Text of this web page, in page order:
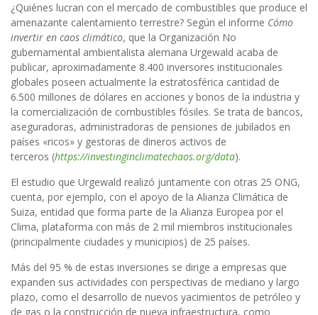
¿Quiénes lucran con el mercado de combustibles que produce el
amenazante calentamiento terrestre? Según el informe Cómo
invertir en caos climático, que la Organización No
gubernamental ambientalista alemana Urgewald acaba de
publicar, aproximadamente 8.400 inversores institucionales
globales poseen actualmente la estratosférica cantidad de
6.500 millones de dólares en acciones y bonos de la industria y
la comercialización de combustibles fósiles. Se trata de bancos,
aseguradoras, administradoras de pensiones de jubilados en
países «ricos» y gestoras de dineros activos de
terceros (https://investinginclimatechaos.org/data).
El estudio que Urgewald realizó juntamente con otras 25 ONG,
cuenta, por ejemplo, con el apoyo de la Alianza Climática de
Suiza, entidad que forma parte de la Alianza Europea por el
Clima, plataforma con más de 2 mil miembros institucionales
(principalmente ciudades y municipios) de 25 países.
Más del 95 % de estas inversiones se dirige a empresas que
expanden sus actividades con perspectivas de mediano y largo
plazo, como el desarrollo de nuevos yacimientos de petróleo y
de gas o la construcción de nueva infraestructura, como